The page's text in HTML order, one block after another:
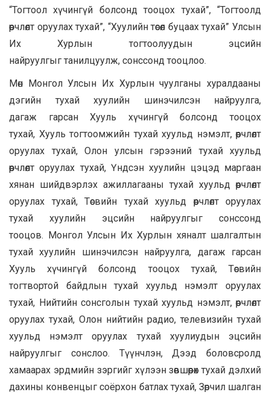
“Тогтоол хүчингүй болсонд тооцох тухай”, “Тогтоолд
өөрчлөлт оруулах тухай”, “Хуулийн төсөл буцаах тухай” Улсын
Их Хурлын тогтоолуудын эцсийн
найруулгыг танилцуулж, сонссонд тооцлоо.
Мөн Монгол Улсын Их Хурлын чуулганы хуралдааны
дэгийн тухай хуулийн шинэчилсэн найруулга,
дагаж гарсан Хууль хүчингүй болсонд тооцох
тухай, Хууль тогтоомжийн тухай хуульд нэмэлт, өөрчлөлт
оруулах тухай, Олон улсын гэрээний тухай хуульд
өөрчлөлт оруулах тухай, Үндсэн хуулийн цэцэд маргаан
хянан шийдвэрлэх ажиллагааны тухай хуульд өөрчлөлт
оруулах тухай, Төсвийн тухай хуульд өөрчлөлт оруулах
тухай хуулийн эцсийн найруулгыг сонссонд
тооцов. Монгол Улсын Их Хурлын хяналт шалгалтын
тухай хуулийн шинэчилсэн найруулга, дагаж гарсан
Хууль хүчингүй болсонд тооцох тухай, Төсвийн
тогтвортой байдлын тухай хуульд нэмэлт оруулах
тухай, Нийтийн сонсголын тухай хуульд нэмэлт, өөрчлөлт
оруулах тухай, Олон нийтийн радио, телевизийн тухай
хуульд нэмэлт оруулах тухай хуулиудын эцсийн
найруулгыг сонслоо. Түүнчлэн, Дээд боловсролд
хамаарах эрдмийн зэргийг хүлээн зөвшөөрөх тухай дэлхий
дахины конвенцыг соёрхон батлах тухай, Зөрчил шалган